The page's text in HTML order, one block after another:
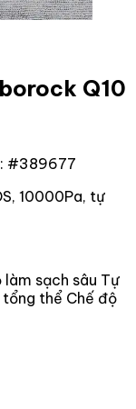
Q10
#389677
10000Pa, tự
sạch sâu Tự
thể Chế độ